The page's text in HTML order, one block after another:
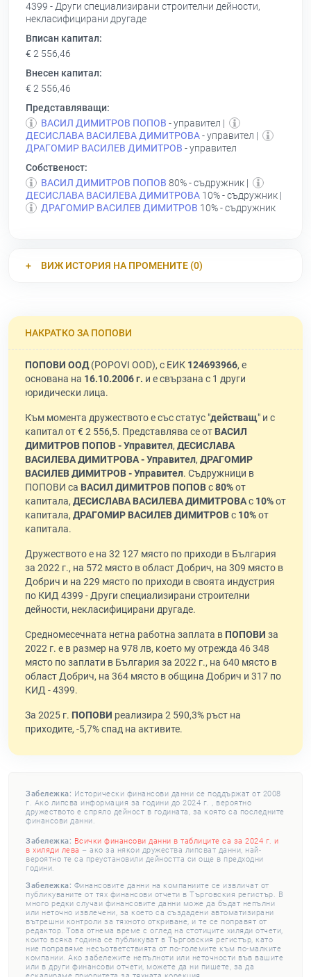
4399 - Други специализирани строителни дейности,
некласифицирани другаде
Вписан капитал:
€ 2 556,46
Внесен капитал:
€ 2 556,46
Представляващи:
ВАСИЛ ДИМИТРОВ ПОПОВ - управител |
ДЕСИСЛАВА ВАСИЛЕВА ДИМИТРОВА- управител |
ДРАГОМИР ВАСИЛЕВ ДИМИТРОВ - управител
Собственост:
ВАСИЛ ДИМИТРОВ ПОПОВ 80% - съдружник |
ДЕСИСЛАВА ВАСИЛЕВА ДИМИТРОВА 10% - съдружник |
ДРАГОМИР ВАСИЛЕВ ДИМИТРОВ 10% - съдружник
ВИЖ ИСТОРИЯ НА ПРОМЕНИТЕ (0)
НАКРАТКО ЗА ПОПОВИ
ПОПОВИ ООД(POPOVI OOD), с ЕИК 124693966, е
основана на 16.10.2006 г. и е свързана с 1 други
юридически лица.
Към момента дружеството е със статус "действащ" и с
капитал от € 2 556,5. Представлява се от ВАСИЛ
ДИМИТРОВ ПОПОВ - Управител, ДЕСИСЛАВА
ВАСИЛЕВА ДИМИТРОВА - Управител, ДРАГОМИР
ВАСИЛЕВ ДИМИТРОВ - Управител. Съдружници в
ПОПОВИ са ВАСИЛ ДИМИТРОВ ПОПОВс80%от
капитала, ДЕСИСЛАВА ВАСИЛЕВА ДИМИТРОВАс 10%от
капитала, ДРАГОМИР ВАСИЛЕВ ДИМИТРОВс 10%от
капитала.
Дружеството е на 32 127 място по приходи в България
за 2022 г., на 572 място в област Добрич, на 309 място в
Добрич и на 229 място по приходи в своята индустрия
по КИД 4399 - Други специализирани строителни
дейности, некласифицирани другаде.
Средномесечната нетна работна заплата в ПОПОВИ за
2022 г. е в размер на 978 лв, което му отрежда 46 348
място по заплати в България за 2022 г., на 640 място в
област Добрич, на 364 място в община Добрич и 317 по
КИД - 4399.
За 2025 г. ПОПОВИ реализира 2 590,3% ръст на
приходите, -5,7% спад на активите.
Забележка: Исторически финансови данни се поддържат от 2008
г. Ако липсва информация за години до 2024 г. , вероятно
дружеството е спряло дейност в годината, за която са последните
финансови данни.
Забележка: Всички финансови данни в таблиците са за 2024 г. и
в хиляди лева – ако за някои дружества липсват данни, най-
вероятно те са преустановили дейността си още в предходни
години.
Забележка: Финансовите данни на компаниите се извличат от
публикуваните от тях финансови отчети в Търговския регистър. В
много редки случаи финансовите данни може да бъдат непълни
или неточно извлечени, за което са създадени автоматизирани
вътрешни контроли за тяхното откриване, и те се поправят от
редактор. Това отнема време с оглед на стотиците хиляди отчети,
които всяка година се публикуват в Търговския регистър, като
ние поправяме несъответствията от по-големите към по-малките
компании. Ако забележите непълноти или неточности във вашите
или в други финансови отчети, можете да ни пишете, за да